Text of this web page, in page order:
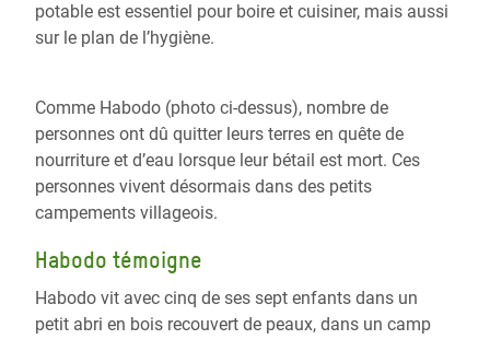
potable est essentiel pour boire et cuisiner, mais aussi
sur le plan de l’hygiène.
Comme Habodo (photo ci-dessus), nombre de
personnes ont dû quitter leurs terres en quête de
nourriture et d’eau lorsque leur bétail est mort. Ces
personnes vivent désormais dans des petits
campements villageois.
Habodo témoigne
Habodo vit avec cinq de ses sept enfants dans un
petit abri en bois recouvert de peaux, dans un camp